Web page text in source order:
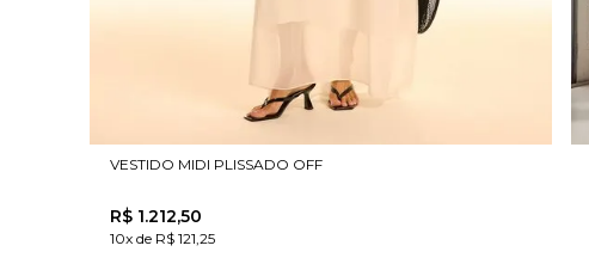
VESTIDO MIDI PLISSADO OFF
R$ 1.212,50
10x de R$ 121,25